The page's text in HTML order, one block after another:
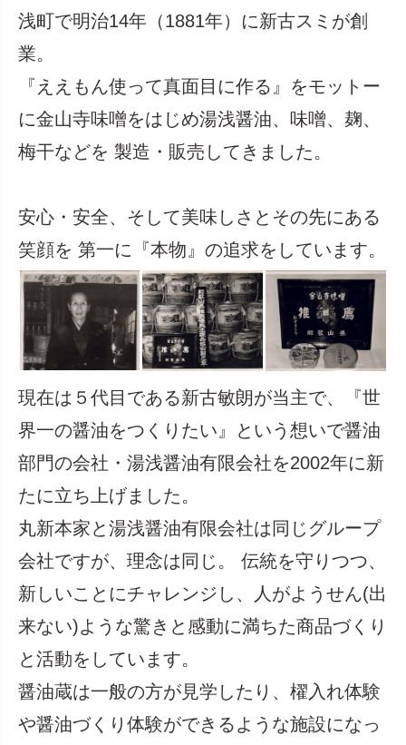
浅町で明治14年（1881年）に新古スミが創
業。
『ええもん使って真面目に作る』をモットー
に金山寺味噌をはじめ湯浅醤油、味噌、麹、
梅干などを 製造・販売してきました。
安心・安全、そして美味しさとその先にある
笑顔を 第一に『本物』の追求をしています。
現在は５代目である新古敏朗が当主で、『世
界一の醤油をつくりたい』という想いで醤油
部門の会社・湯浅醤油有限会社を2002年に新
たに立ち上げました。
丸新本家と湯浅醤油有限会社は同じグループ
会社ですが、理念は同じ。 伝統を守りつつ、
新しいことにチャレンジし、人がようせん(出
来ない)ような驚きと感動に満ちた商品づくり
と活動をしています。
醤油蔵は一般の方が見学したり、櫂入れ体験
や醤油づくり体験ができるような施設になっ